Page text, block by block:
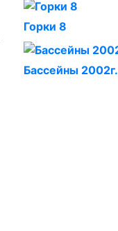
Горки 8
Бассейны 2002г.